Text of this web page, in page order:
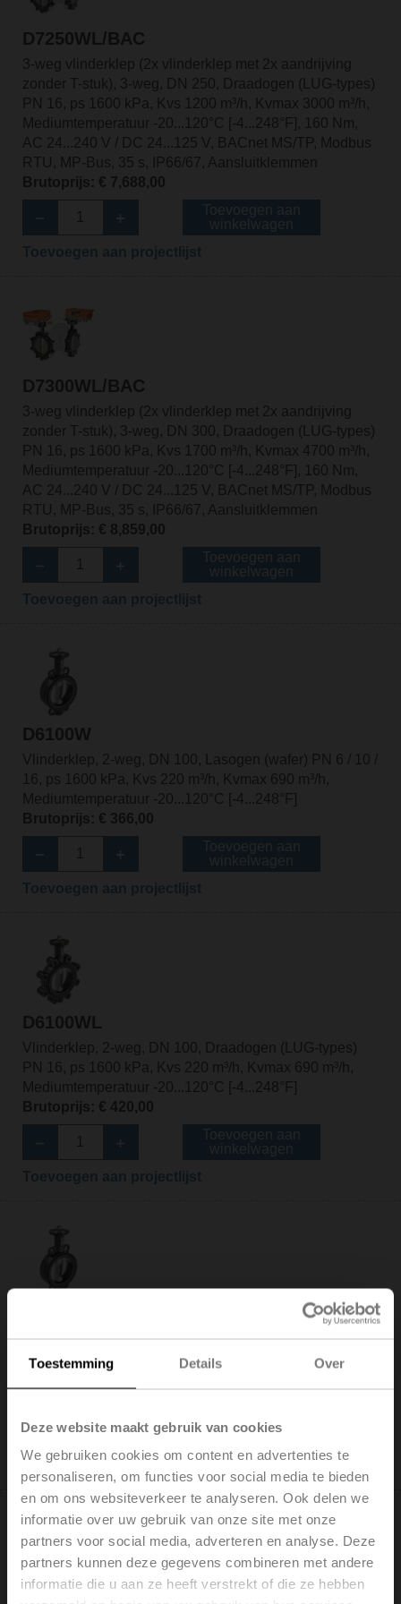
Toestemming Details Over
Deze website maakt gebruik van cookies
We gebruiken cookies om content en advertenties te
personaliseren, om functies voor social media te bieden
en om ons websiteverkeer te analyseren. Ook delen we
informatie over uw gebruik van onze site met onze
partners voor social media, adverteren en analyse. Deze
partners kunnen deze gegevens combineren met andere
informatie die u aan ze heeft verstrekt of die ze hebben
D7250WL/BAC
3-weg vlinderklep (2x vlinderklep met 2x aandrijving
zonder T-stuk), 3-weg, DN 250, Draadogen (LUG-types)
PN 16, ps 1600 kPa, Kvs 1200 m³/h, Kvmax 3000 m³/h,
Mediumtemperatuur -20...120°C [-4...248°F], 160 Nm,
AC 24...240 V / DC 24...125 V, BACnet MS/TP, Modbus
RTU, MP-Bus, 35 s, IP66/67, Aansluitklemmen
Brutoprijs: € 7,688,00
D7300WL/BAC
3-weg vlinderklep (2x vlinderklep met 2x aandrijving
zonder T-stuk), 3-weg, DN 300, Draadogen (LUG-types)
PN 16, ps 1600 kPa, Kvs 1700 m³/h, Kvmax 4700 m³/h,
Mediumtemperatuur -20...120°C [-4...248°F], 160 Nm,
AC 24...240 V / DC 24...125 V, BACnet MS/TP, Modbus
RTU, MP-Bus, 35 s, IP66/67, Aansluitklemmen
Brutoprijs: € 8,859,00
D6100W
Vlinderklep, 2-weg, DN 100, Lasogen (wafer) PN 6 / 10 /
16, ps 1600 kPa, Kvs 220 m³/h, Kvmax 690 m³/h,
Mediumtemperatuur -20...120°C [-4...248°F]
Brutoprijs: € 366,00
D6100WL
Vlinderklep, 2-weg, DN 100, Draadogen (LUG-types)
PN 16, ps 1600 kPa, Kvs 220 m³/h, Kvmax 690 m³/h,
Mediumtemperatuur -20...120°C [-4...248°F]
Brutoprijs: € 420,00
Vlinderklep, 2-weg, DN 125, Lasogen (wafer) PN 6 / 10 /
16, ps 1600 kPa, Kvs 310 m³/h, Kvmax 990 m³/h,
Mediumtemperatuur -20...120°C [-4...248°F]
Toevoegen aan
Toevoegen aan projectlijst